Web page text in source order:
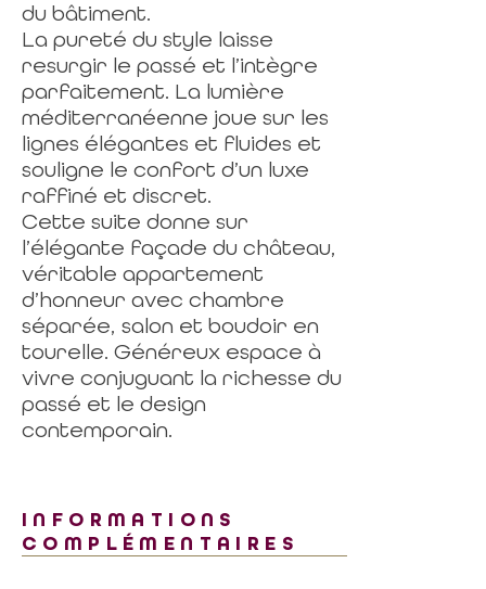
du bâtiment.
La pureté du style laisse
resurgir le passé et l’intègre
parfaitement. La lumière
méditerranéenne joue sur les
lignes élégantes et fluides et
souligne le confort d’un luxe
raffiné et discret.
Cette suite donne sur
l’élégante façade du château,
véritable appartement
d’honneur avec chambre
séparée, salon et boudoir en
tourelle. Généreux espace à
vivre conjuguant la richesse du
passé et le design
contemporain.
INFORMATIONS
COMPLÉMENTAIRES